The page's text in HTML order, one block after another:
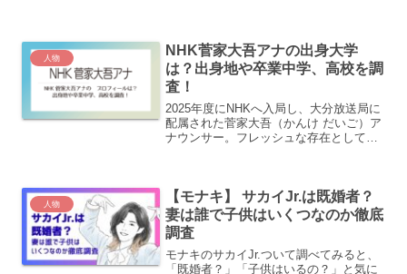
意見も散見されました...
人物
NHK菅家大吾アナの出身大学
は？出身地や卒業中学、高校を調
査！
2025年度にNHKへ入局し、大分放送局に
配属された菅家大吾（かんけ だいご）ア
ナウンサー。フレッシュな存在としてニ
動など、これまで...
人物
【モナキ】 サカイJr.は既婚者？
妻は誰で子供はいくつなのか徹底
調査
モナキのサカイJr.ついて調べてみると、
「既婚者？」「子供はいるの？」と気に